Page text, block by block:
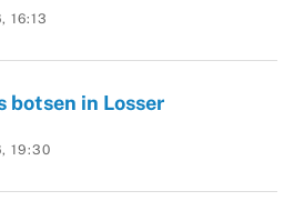
16:13
botsen in Losser
19:30